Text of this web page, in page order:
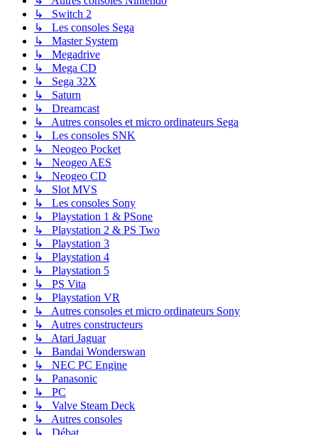
↳ Switch 2
↳ Les consoles Sega
↳ Master System
↳ Megadrive
↳ Mega CD
↳ Sega 32X
↳ Saturn
↳ Dreamcast
↳ Autres consoles et micro ordinateurs Sega
↳ Les consoles SNK
↳ Neogeo Pocket
↳ Neogeo AES
↳ Neogeo CD
↳ Slot MVS
↳ Les consoles Sony
↳ Playstation 1 & PSone
↳ Playstation 2 & PS Two
↳ Playstation 3
↳ Playstation 4
↳ Playstation 5
↳ PS Vita
↳ Playstation VR
↳ Autres consoles et micro ordinateurs Sony
↳ Autres constructeurs
↳ Atari Jaguar
↳ Bandai Wonderswan
↳ NEC PC Engine
↳ Panasonic
↳ PC
↳ Valve Steam Deck
↳ Autres consoles
↳ Débat